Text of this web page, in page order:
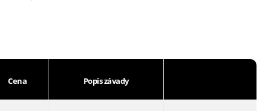
Cena Popis závady